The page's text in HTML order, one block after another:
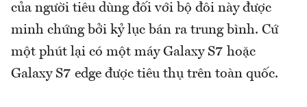
của người tiêu dùng đối với bộ đôi này được
minh chứng bởi kỷ lục bán ra trung bình. Cứ
một phút lại có một máy Galaxy S7 hoặc
Galaxy S7 edge được tiêu thụ trên toàn quốc.